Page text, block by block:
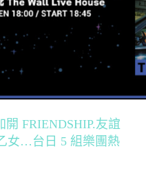
FRIENDSHIP.友誼
女…台日 5 組樂團熱